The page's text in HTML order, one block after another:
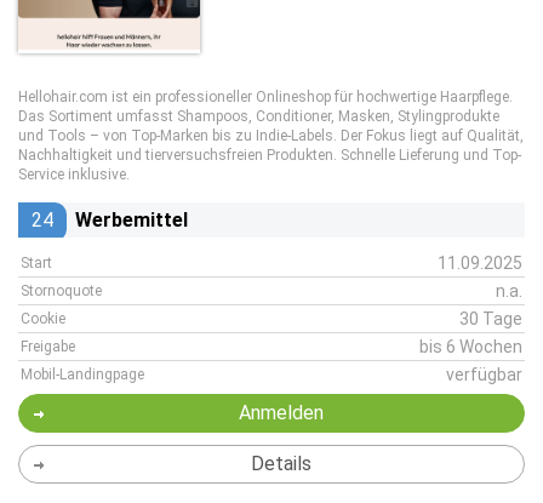
Hellohair.com ist ein professioneller Onlineshop für hochwertige Haarpflege.
Das Sortiment umfasst Shampoos, Conditioner, Masken, Stylingprodukte
und Tools – von Top-Marken bis zu Indie-Labels. Der Fokus liegt auf Qualität,
Nachhaltigkeit und tierversuchsfreien Produkten. Schnelle Lieferung und Top-
Service inklusive.
24 Werbemittel
Start 11.09.2025
Stornoquote n.a.
Cookie 30 Tage
Freigabe bis 6 Wochen
Mobil-Landingpage verfügbar
Anmelden
Details